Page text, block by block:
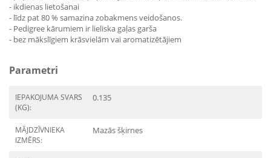
- ikdienas lietošanai
- līdz pat 80 % samazina zobakmens veidošanos.
- Pedigree kārumiem ir lieliska gaļas garša
- bez mākslīgiem krāsvielām vai aromatizētājiem
Parametri
IEPAKOJUMA SVARS
(KG):
0.135
MĀJDZĪVNIEKA
IZMĒRS:
Mazās šķirnes